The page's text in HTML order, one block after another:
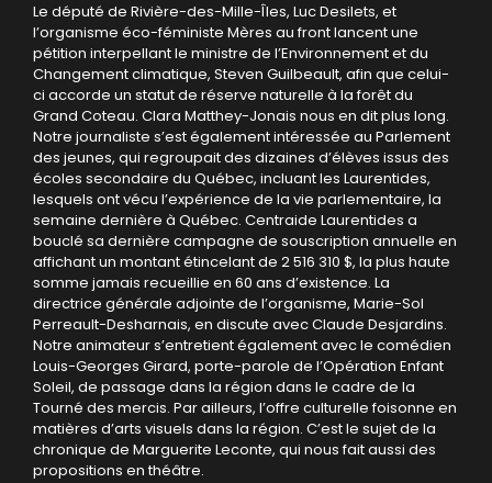
Le député de Rivière-des-Mille-Îles, Luc Desilets, et
l’organisme éco-féministe Mères au front lancent une
pétition interpellant le ministre de l’Environnement et du
Changement climatique, Steven Guilbeault, afin que celui-
ci accorde un statut de réserve naturelle à la forêt du
Grand Coteau. Clara Matthey-Jonais nous en dit plus long.
Notre journaliste s’est également intéressée au Parlement
des jeunes, qui regroupait des dizaines d’élèves issus des
écoles secondaire du Québec, incluant les Laurentides,
lesquels ont vécu l’expérience de la vie parlementaire, la
semaine dernière à Québec. Centraide Laurentides a
bouclé sa dernière campagne de souscription annuelle en
affichant un montant étincelant de 2 516 310 $, la plus haute
somme jamais recueillie en 60 ans d’existence. La
directrice générale adjointe de l’organisme, Marie-Sol
Perreault-Desharnais, en discute avec Claude Desjardins.
Notre animateur s’entretient également avec le comédien
Louis-Georges Girard, porte-parole de l’Opération Enfant
Soleil, de passage dans la région dans le cadre de la
Tourné des mercis. Par ailleurs, l’offre culturelle foisonne en
matières d’arts visuels dans la région. C’est le sujet de la
chronique de Marguerite Leconte, qui nous fait aussi des
propositions en théâtre.